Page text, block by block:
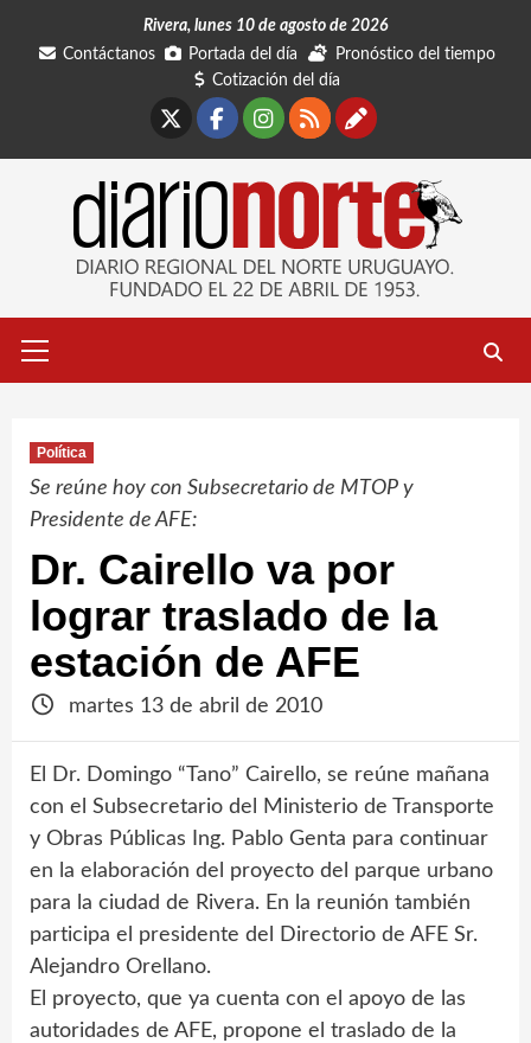
Rivera, lunes 10 de agosto de 2026
Contáctanos
Portada del día
Pronóstico del tiempo
Cotización del día
Facebook
Instagram
RSSContáctanos
primario
Política
Se reúne hoy con Subsecretario de MTOP y
Presidente de AFE:
Dr. Cairello va por
lograr traslado de la
estación de AFE
martes 13 de abril de 2010
El Dr. Domingo “Tano” Cairello, se reúne mañana
con el Subsecretario del Ministerio de Transporte
y Obras Públicas Ing. Pablo Genta para continuar
en la elaboración del proyecto del parque urbano
para la ciudad de Rivera. En la reunión también
participa el presidente del Directorio de AFE Sr.
Alejandro Orellano.
El proyecto, que ya cuenta con el apoyo de las
autoridades de AFE, propone el traslado de la